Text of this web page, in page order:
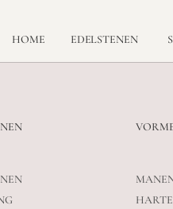
HOME EDELSTENEN